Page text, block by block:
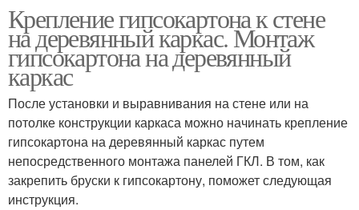
Крепление гипсокартона к стене
на деревянный каркас. Монтаж
гипсокартона на деревянный
каркас
После установки и выравнивания на стене или на
потолке конструкции каркаса можно начинать крепление
гипсокартона на деревянный каркас путем
непосредственного монтажа панелей ГКЛ. В том, как
закрепить бруски к гипсокартону, поможет следующая
инструкция.